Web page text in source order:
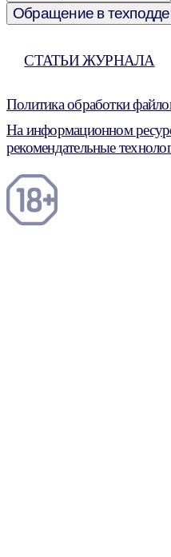
Обращение в
СТАТЬИ ЖУРНАЛА
Политика обработки
На информационном
рекомендательные